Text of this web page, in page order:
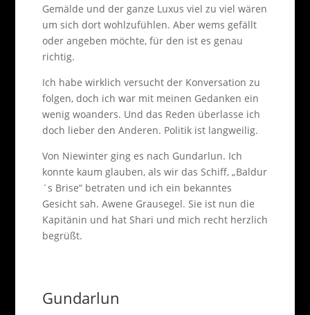
Gemälde und der ganze Luxus viel zu viel wären
um sich dort wohlzufühlen. Aber wems gefällt
oder angeben möchte, für den ist es genau
richtig.
Ich habe wirklich versucht der Konversation zu
folgen, doch ich war mit meinen Gedanken ein
wenig woanders. Und das Reden überlasse ich
doch lieber den Anderen. Politik ist langweilig.
Von Niewinter ging es nach Gundarlun. Ich
konnte kaum glauben, als wir das Schiff, „Baldur
´s Brise“ betraten und ich ein bekanntes
Gesicht sah. Awene Grausegel. Sie ist nun die
Kapitänin und hat Shari und mich recht herzlich
begrüßt.
Gundarlun